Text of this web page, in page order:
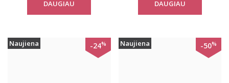
DAUGIAU DAUGIAU
Naujiena -24% Naujiena -50%